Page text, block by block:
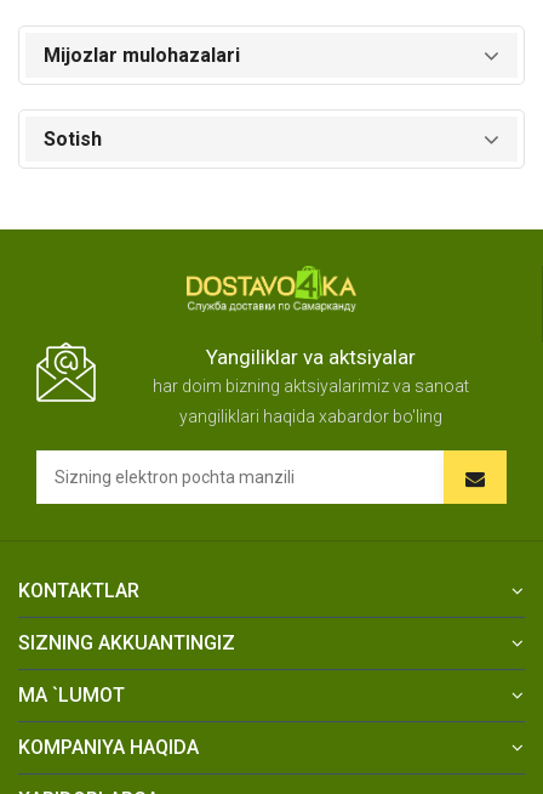
Mijozlar mulohazalari
Sotish
Yangiliklar va aktsiyalar
har doim bizning aktsiyalarimiz va sanoat
yangiliklari haqida xabardor bo'ling
KONTAKTLAR
SIZNING AKKUANTINGIZ
MA `LUMOT
KOMPANIYA HAQIDA